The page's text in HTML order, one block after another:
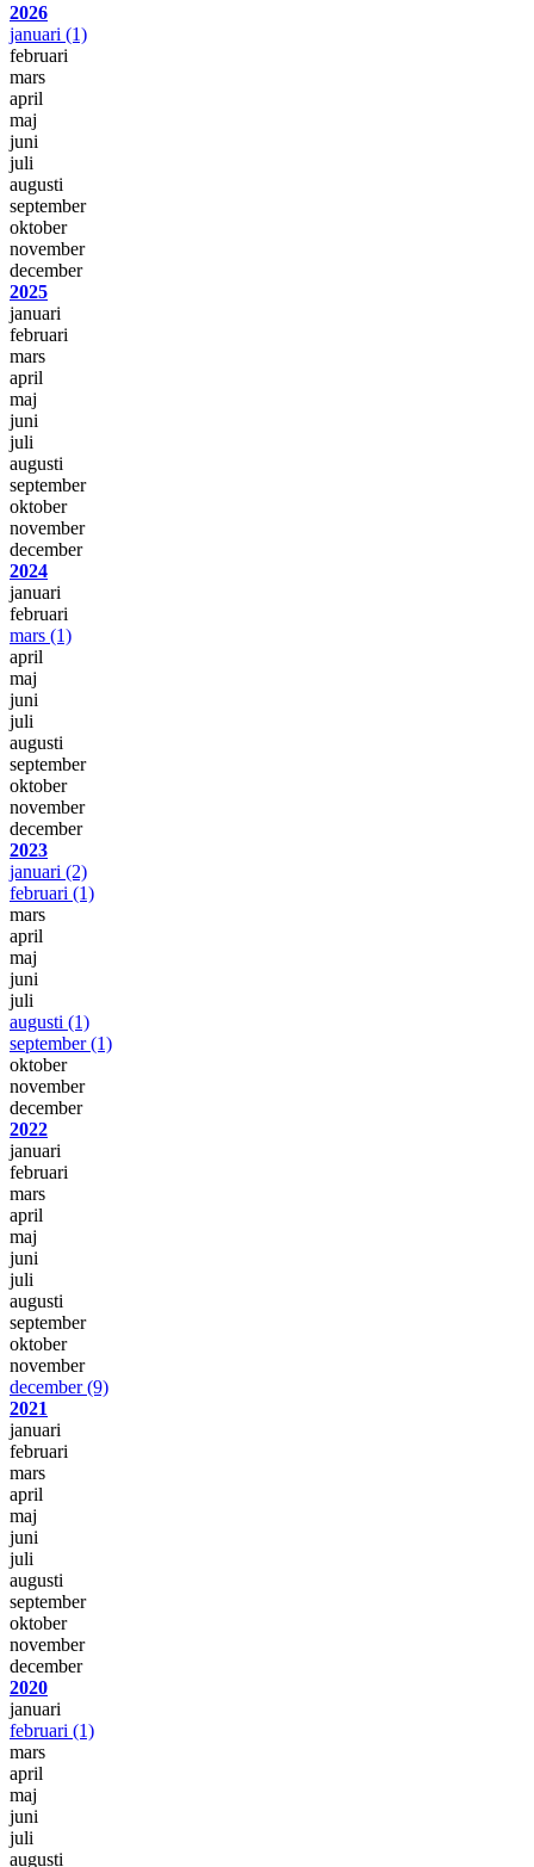
2026
januari (1)
februari
mars
april
maj
juni
juli
augusti
september
oktober
november
december
2025
januari
februari
mars
april
maj
juni
juli
augusti
september
oktober
november
december
2024
januari
februari
mars (1)
april
maj
juni
juli
augusti
september
oktober
november
december
2023
januari (2)
februari (1)
mars
april
maj
juni
juli
augusti (1)
september(1)
oktober
november
december
2022
januari
februari
mars
april
maj
juni
juli
augusti
september
oktober
november
december(9)
2021
januari
februari
mars
april
maj
juni
juli
augusti
september
oktober
november
december
2020
januari
februari (1)
mars
april
maj
juni
juli
augusti